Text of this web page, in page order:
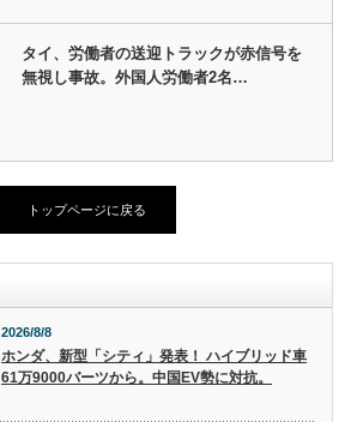
タイ、労働者の送迎トラックが赤信号を
無視し事故。外国人労働者2名…
トップページに戻る
2026/8/8
ホンダ、新型「シティ」発表！ ハイブリッド車
61万9000バーツから。中国EV勢に対抗。